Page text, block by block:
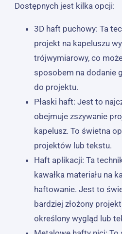
Dostępnych jest kilka opcji:
3D haft puchowy: Ta
projekt na kapeluszu
trójwymiarowy, co
sposobem na dodanie
do projektu.
Płaski haft: Jest to
obejmuje zszywanie
kapelusz. To świetna
projektów lub tekstu.
Haft aplikacji: Ta
kawałka materiału na
haftowanie. Jest to
bardziej złożony
określony wygląd lub